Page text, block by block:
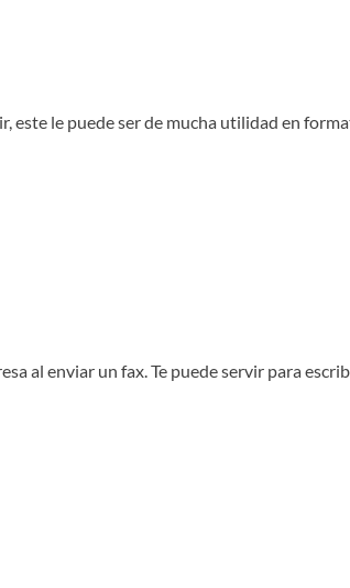
este le puede ser de mucha utilidad en
al enviar un fax. Te puede servir para